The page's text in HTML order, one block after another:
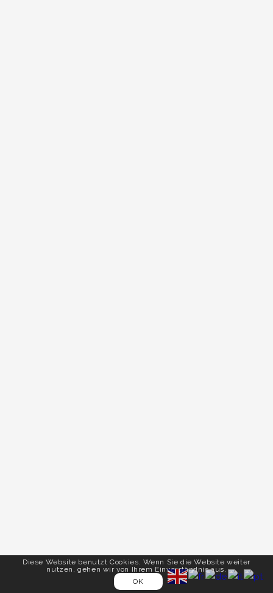
Diese Website benutzt Cookies. Wenn Sie die Website weiter
nutzen, gehen wir von Ihrem Einverständnis aus.
OK